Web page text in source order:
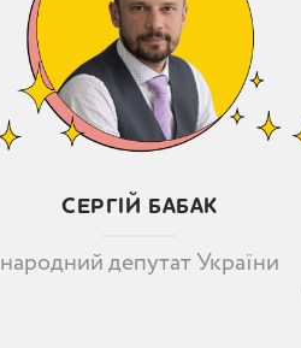
СЕРГІЙ БАБАК
народний депутат України